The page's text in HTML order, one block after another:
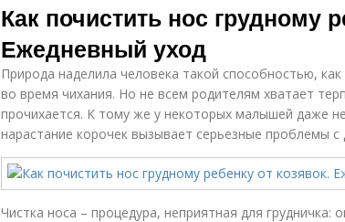
Как почистить нос грудному
Ежедневный уход
Природа наделила человека такой способностью,
во время чихания. Но не всем родителям хватает
прочихается. К тому же у некоторых малышей даже
нарастание корочек вызывает серьезные проблемы с
Чистка носа – процедура, неприятная для грудничка: